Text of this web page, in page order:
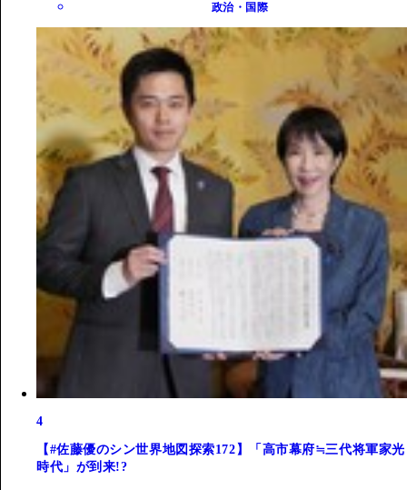
政治・国際
4
【#佐藤優のシン世界地図探索172】「高市幕府≒三代将軍家光
時代」が到来!?